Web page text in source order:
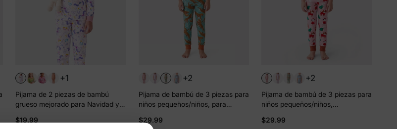
+1
Pijama de 2 piezas de bambú
grueso mejorado para Navidad y
para niñas pequeñas (ajuste
$19.99
+2
Pijama de bambú de 3 piezas para
niños pequeños/niños, para
las 4 estaciones (ajustado), color
$29.99
+2
Pijama de bambú de 3 piezas para
niños pequeños/niños,
las 4 estaciones (ajustado), rosa
$29.99